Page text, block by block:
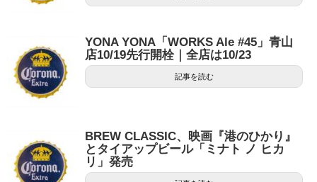
YONA YONA「WORKS Ale #45」青山
店10/19先行開栓｜全店は10/23
記事を読む
BREW CLASSIC、映画『港のひかり』
とタイアップビール「ミナト ノ ヒカ
リ」発売